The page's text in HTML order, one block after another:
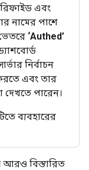
এবং
নামের পাশে
‘Authed’
নির্বাচন
এবং তার
পারেন।
ব্যবহারের
আরও বিস্তারিত